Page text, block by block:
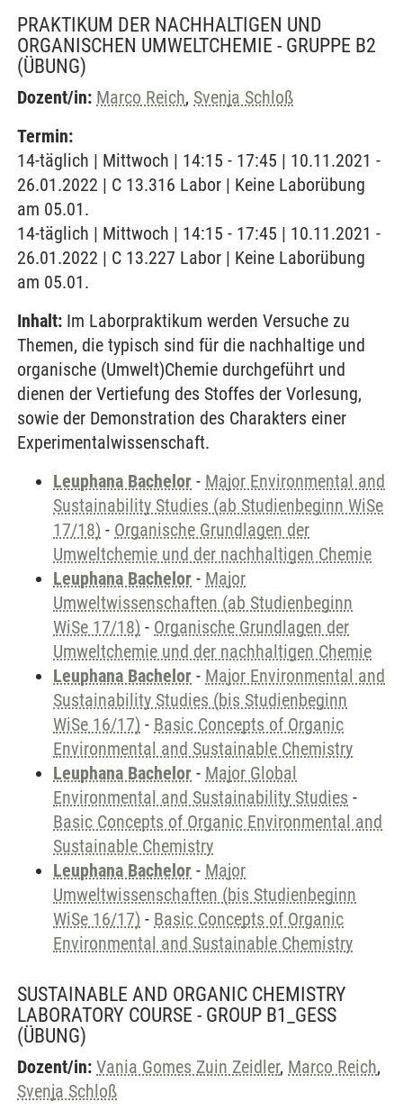
PRAKTIKUM DER NACHHALTIGEN UND
ORGANISCHEN UMWELTCHEMIE - GRUPPE B2
(ÜBUNG)
Dozent/in: Marco Reich, Svenja Schloß
Termin:
14-täglich | Mittwoch | 14:15 - 17:45 | 10.11.2021 -
26.01.2022 | C 13.316 Labor | Keine Laborübung
am 05.01.
14-täglich | Mittwoch | 14:15 - 17:45 | 10.11.2021 -
26.01.2022 | C 13.227 Labor | Keine Laborübung
am 05.01.
Inhalt: Im Laborpraktikum werden Versuche zu
Themen, die typisch sind für die nachhaltige und
organische (Umwelt)Chemie durchgeführt und
dienen der Vertiefung des Stoffes der Vorlesung,
sowie der Demonstration des Charakters einer
Experimentalwissenschaft.
Leuphana Bachelor - Major Environmental and
Sustainability Studies (ab Studienbeginn WiSe
17/18) - Organische Grundlagen der
Umweltchemie und der nachhaltigen Chemie
Leuphana Bachelor - Major
Umweltwissenschaften (ab Studienbeginn
WiSe 17/18) - Organische Grundlagen der
Umweltchemie und der nachhaltigen Chemie
Leuphana Bachelor - Major Environmental and
Sustainability Studies (bis Studienbeginn
WiSe 16/17) - Basic Concepts of Organic
Environmental and Sustainable Chemistry
Leuphana Bachelor - Major Global
Environmental and Sustainability Studies -
Basic Concepts of Organic Environmental and
Sustainable Chemistry
Leuphana Bachelor - Major
Umweltwissenschaften (bis Studienbeginn
WiSe 16/17) - Basic Concepts of Organic
Environmental and Sustainable Chemistry
SUSTAINABLE AND ORGANIC CHEMISTRY
LABORATORY COURSE - GROUP B1_GESS
(ÜBUNG)
Dozent/in: Vania Gomes Zuin Zeidler, Marco Reich,
Svenja Schloß